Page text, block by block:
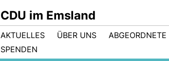
CDU im Emsland
AKTUELLES ÜBER UNS ABGEORDNETE
SPENDEN